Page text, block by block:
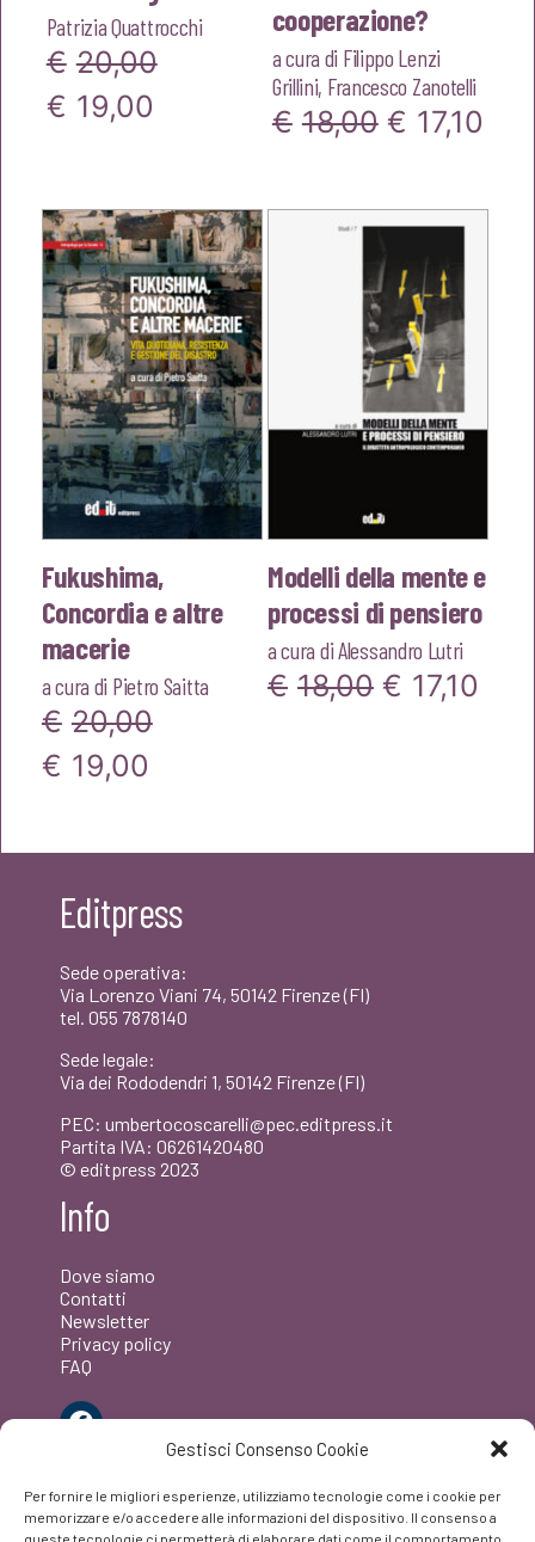
Gestisci Consenso Cookie
Per fornire le migliori esperienze, utilizziamo tecnologie come i cookie per
memorizzare e/o accedere alle informazioni del dispositivo. Il consenso a
queste tecnologie ci permetterà di elaborare dati come il comportamento
Patrizia Quattrocchi
€ 20,00
Il
era:
€20,00.
€ 19,00
è:
€19,00.
cooperazione?
a cura di Filippo Lenzi
Grillini, Francesco Zanotelli
€ 18,00 Il
originale
era:
€18,00.
€ 17,10
Fukushima,
Concordia e altre
macerie
a cura di Pietro Saitta
€ 20,00
Il
originale
era:
€20,00.
€ 19,00
attuale
Modelli della mente e
processi di pensiero
a cura diAlessandro Lutri
€ 18,00 Il
€18,00.
€ 17,10
Editpress
Sede operativa:
Via Lorenzo Viani 74, 50142 Firenze (FI)
tel. 055 7878140
Sede legale:
Via dei Rododendri 1, 50142 Firenze (FI)
PEC: umbertocoscarelli@pec.editpress.it
Partita IVA: 06261420480
© editpress 2023
Info
Dove siamo
Contatti
Newsletter
Privacy policy
FAQ